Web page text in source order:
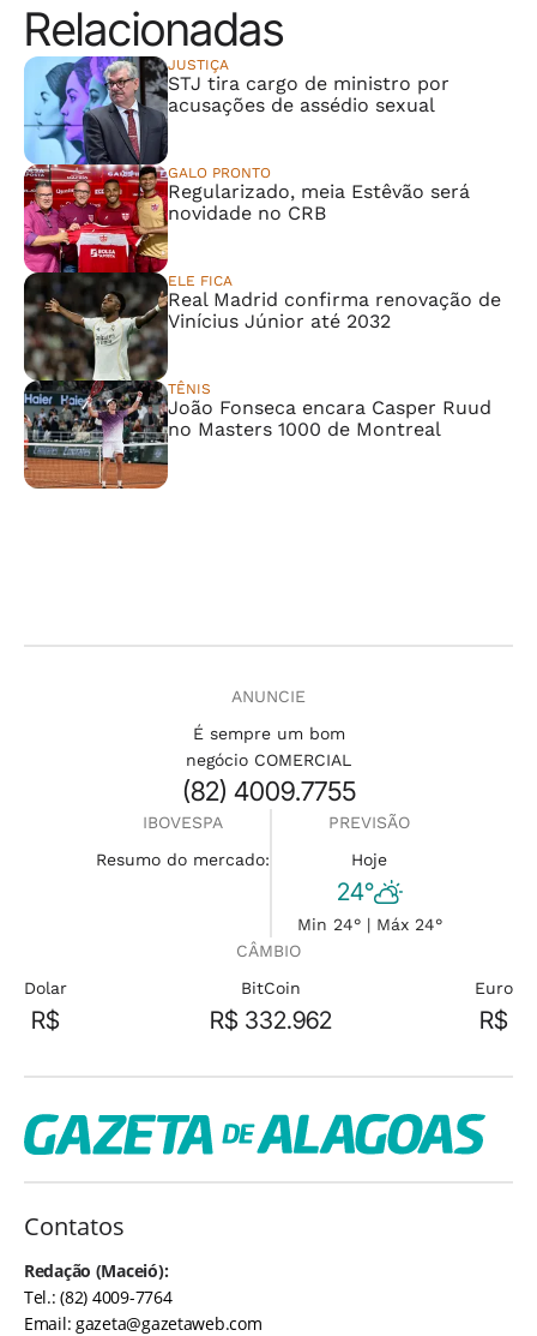
Relacionadas
JUSTIÇA
STJ tira cargo de ministro por
acusações de assédio sexual
GALO PRONTO
Regularizado, meia Estêvão será
novidade no CRB
ELE FICA
Real Madrid confirma renovação de
Vinícius Júnior até 2032
TÊNIS
João Fonseca encara Casper Ruud
no Masters 1000 de Montreal
ANUNCIE
É sempre um bom
negócio COMERCIAL
(82) 4009.7755
IBOVESPA
Resumo do mercado:
PREVISÃO
Hoje
24°
Min 24° | Máx 24°
CÂMBIO
Dolar
R$
BitCoin
R$ 332.962
Euro
R$
Contatos
Redação (Maceió):
Tel.: (82) 4009-7764
Email:gazeta@gazetaweb.com